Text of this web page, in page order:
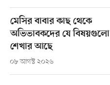
মেসির বাবার কাছ থেকে
অভিভাবকদের যে বিষয়গুলো
শেখার আছে
০৮ আগস্ট ২০২৬